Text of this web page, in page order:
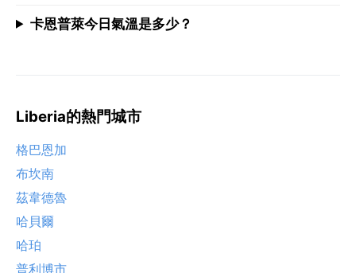
卡恩普萊今日氣溫是多少？
Liberia的熱門城市
格巴恩加
布坎南
茲韋德魯
哈貝爾
哈珀
普利博市